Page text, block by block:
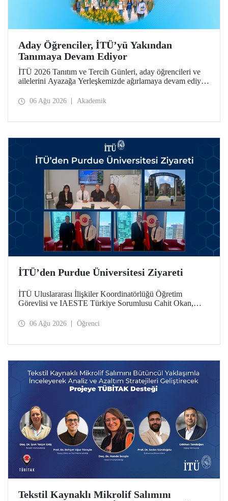
Aday Öğrenciler, İTÜ’yü Yakından
Tanımaya Devam Ediyor
İTÜ 2026 Tanıtım ve Tercih Günleri, aday öğrencileri ve
ailelerini Ayazağa Yerleşkemizde ağırlamaya devam ediyor.
ilgili fakülte ve birimler adaylara bilgi vermeye devam
06 Ağu 2026 Akademik
İTÜ’den Purdue Üniversitesi Ziyareti
İTÜ Uluslararası İlişkiler Koordinatörlüğü Öğretim
Görevlisi ve IAESTE Türkiye Sorumlusu Cahit Okan,
Temmuz tarihlerinde ABD’de dünyanın önde gelen
06 Ağu 2026 Öğrenci
Tekstil Kaynaklı Mikrolif Salımını